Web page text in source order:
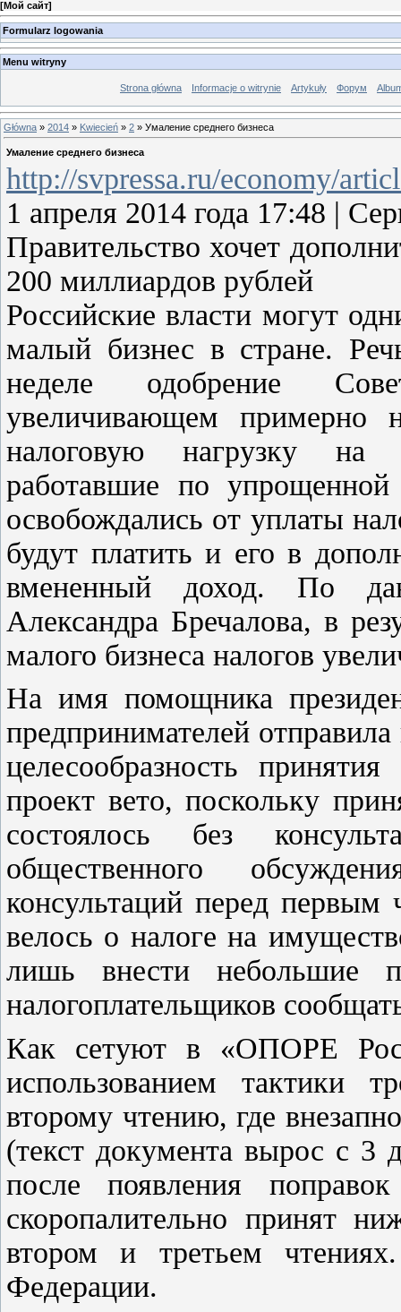
[Мой сайт]
Formularz logowania
Menu witryny
Strona główna Informacje o witrynie Artykuły Форум
Główna » 2014 » Kwiecień » 2 » Умаление среднего бизнеса
Умаление среднего бизнеса
http://svpressa.ru/economy/
1 апреля 2014 года 17:48 |
Правительство хочет
200 миллиардов рублей
Российские власти могут
малый бизнес в стране.
неделе одобрение
увеличивающем примерно
налоговую нагрузку на
работавшие по упрощенной
освобождались от уплаты
будут платить и его в
вмененный доход. По
Александра Бречалова, в
малого бизнеса налогов
На имя помощника
предпринимателей
целесообразность
проект вето, поскольку
состоялось без
общественного
консультаций перед
велось о налоге на
лишь внести небольшие
налогоплательщиков
Как сетуют в «ОПОРЕ
использованием тактики
второму чтению, где
(текст документа вырос с 3
после появления
скоропалительно принят
втором и третьем
Федерации.